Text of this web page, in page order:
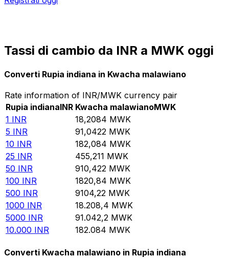
Tassi di cambio da INR a MWK oggi
Converti Rupia indiana in Kwacha malawiano
Rate information of INR/MWK currency pair
Rupia indianaINR Kwacha malawianoMWK
1 INR 18,2084 MWK
5 INR 91,0422 MWK
10 INR 182,084 MWK
25 INR 455,211 MWK
50 INR 910,422 MWK
100 INR 1820,84 MWK
500 INR 9104,22 MWK
1000 INR 18.208,4 MWK
5000 INR 91.042,2 MWK
10.000 INR 182.084 MWK
Converti Kwacha malawiano in Rupia indiana